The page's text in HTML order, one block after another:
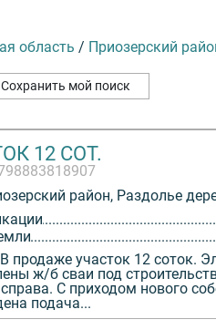
область / Приозерский
Сохранить мой поиск
12 СОТ.
район, Раздолье
продаже участок 12 соток.
ж/б сваи под
С приходом нового
подача...